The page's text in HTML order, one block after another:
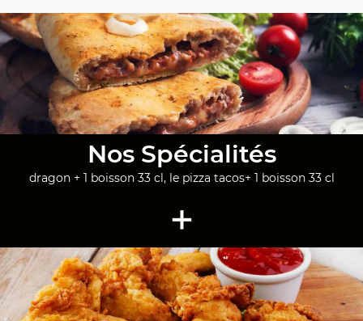
Nos Spécialités
dragon + 1 boisson 33 cl, le pizza tacos+ 1 boisson 33 cl
+